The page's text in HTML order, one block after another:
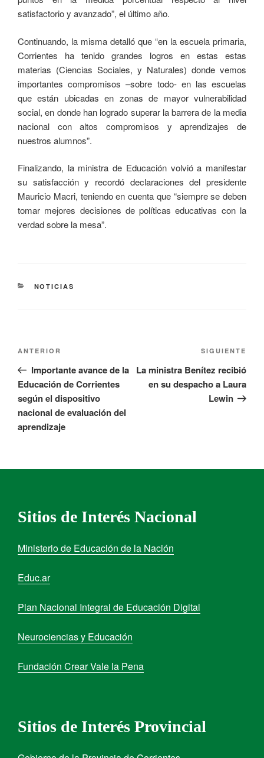
satisfactorio y avanzado”, el último año.
Continuando, la misma detalló que “en la escuela primaria,
Corrientes ha tenido grandes logros en estas estas
materias (Ciencias Sociales, y Naturales) donde vemos
importantes compromisos –sobre todo- en las escuelas
que están ubicadas en zonas de mayor vulnerabilidad
social, en donde han logrado superar la barrera de la media
nacional con altos compromisos y aprendizajes de
nuestros alumnos”.
Finalizando, la ministra de Educación volvió a manifestar
su satisfacción y recordó declaraciones del presidente
Mauricio Macri, teniendo en cuenta que “siempre se deben
tomar mejores decisiones de políticas educativas con la
verdad sobre la mesa”.
NOTICIAS
ANTERIOR
Importante avance de la
Educación de Corrientes
según el dispositivo
nacional de evaluación del
aprendizaje
SIGUIENTE
La ministra Benítez recibió
en su despacho a Laura
Lewin
Sitios de Interés Nacional
Ministerio de Educación de la Nación
Educ.ar
Plan Nacional Integral de Educación Digital
Neurociencias y Educación
Fundación Crear Vale la Pena
Sitios de Interés Provincial